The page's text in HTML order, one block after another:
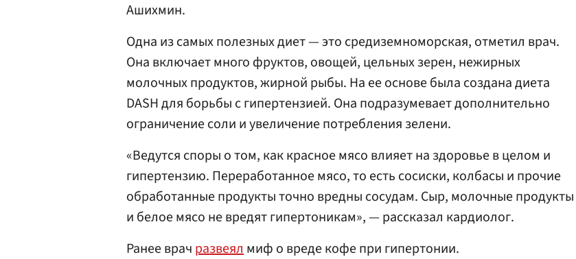
Ашихмин.
Одна из самых полезных диет — это средиземноморская, отметил врач.
Она включает много фруктов, овощей, цельных зерен, нежирных
молочных продуктов, жирной рыбы. На ее основе была создана диета
DASH для борьбы с гипертензией. Она подразумевает дополнительно
ограничение соли и увеличение потребления зелени.
«Ведутся споры о том, как красное мясо влияет на здоровье в целом и
гипертензию. Переработанное мясо, то есть сосиски, колбасы и прочие
обработанные продукты точно вредны сосудам. Сыр, молочные продукты
и белое мясо не вредят гипертоникам», — рассказал кардиолог.
Ранее врач развеялмиф о вреде кофе при гипертонии.